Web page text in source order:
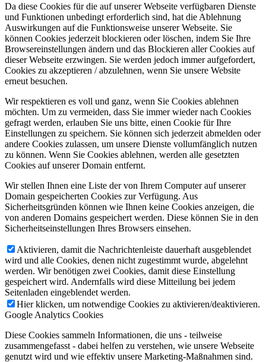
Da diese Cookies für die auf unserer Webseite verfügbaren Dienste
und Funktionen unbedingt erforderlich sind, hat die Ablehnung
Auswirkungen auf die Funktionsweise unserer Webseite. Sie
können Cookies jederzeit blockieren oder löschen, indem Sie Ihre
Browsereinstellungen ändern und das Blockieren aller Cookies auf
dieser Webseite erzwingen. Sie werden jedoch immer aufgefordert,
Cookies zu akzeptieren / abzulehnen, wenn Sie unsere Website
erneut besuchen.
Wir respektieren es voll und ganz, wenn Sie Cookies ablehnen
möchten. Um zu vermeiden, dass Sie immer wieder nach Cookies
gefragt werden, erlauben Sie uns bitte, einen Cookie für Ihre
Einstellungen zu speichern. Sie können sich jederzeit abmelden oder
andere Cookies zulassen, um unsere Dienste vollumfänglich nutzen
zu können. Wenn Sie Cookies ablehnen, werden alle gesetzten
Cookies auf unserer Domain entfernt.
Wir stellen Ihnen eine Liste der von Ihrem Computer auf unserer
Domain gespeicherten Cookies zur Verfügung. Aus
Sicherheitsgründen können wie Ihnen keine Cookies anzeigen, die
von anderen Domains gespeichert werden. Diese können Sie in den
Sicherheitseinstellungen Ihres Browsers einsehen.
Aktivieren, damit die Nachrichtenleiste dauerhaft ausgeblendet
wird und alle Cookies, denen nicht zugestimmt wurde, abgelehnt
werden. Wir benötigen zwei Cookies, damit diese Einstellung
gespeichert wird. Andernfalls wird diese Mitteilung bei jedem
Seitenladen eingeblendet werden.
Hier klicken, um notwendige Cookies zu aktivieren/deaktivieren.
Google Analytics Cookies
Diese Cookies sammeln Informationen, die uns - teilweise
zusammengefasst - dabei helfen zu verstehen, wie unsere Webseite
genutzt wird und wie effektiv unsere Marketing-Maßnahmen sind.